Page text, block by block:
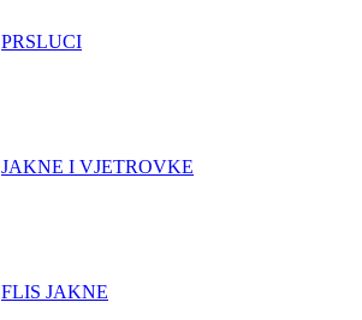
PRSLUCI
JAKNE I VJETROVKE
FLIS JAKNE